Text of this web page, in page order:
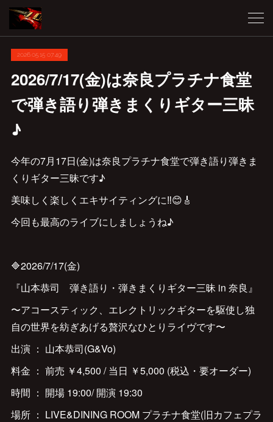
2026.05.15 07:49
2026/7/17(金)は奈良プラチナ食堂
で弾き語り弾きまくりギター三昧
♪
今年の7月17日(金)は奈良プラチナ食堂で弾き語り弾きま
くりギター三昧です♪
美味しく楽しくエキサイティングに‼️😊🎸
今回も最高のライブにしましょうね♪
🔷2026/7/17(金)
『山本恭司 弾き語り・弾きまくりギター三昧 in 奈良』
〜アコースティック、エレクトリックギターを駆使し独
自の世界を紡ぎあげる贅沢なひとりライヴです〜
出演 ： 山本恭司(G&Vo)
料金 ： 前売 ￥4,500 / 当日 ￥5,000 (税込・要オーダー)
時間 ： 開場 19:00/ 開演 19:30
場所 ： LIVE&DINING ROOM プラチナ食堂(旧カフェプラ